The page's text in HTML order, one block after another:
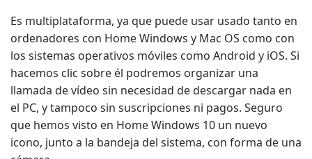
Es multiplataforma, ya que puede usar usado tanto en
ordenadores con Home Windows y Mac OS como con
los sistemas operativos móviles como Android y iOS. Si
hacemos clic sobre él podremos organizar una
llamada de vídeo sin necesidad de descargar nada en
el PC, y tampoco sin suscripciones ni pagos. Seguro
que hemos visto en Home Windows 10 un nuevo
icono, junto a la bandeja del sistema, con forma de una